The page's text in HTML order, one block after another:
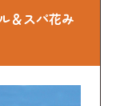
＆スパ花み